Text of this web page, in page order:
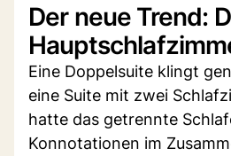
Der neue Trend:
Eine Doppelsuite klingt
eine Suite mit zwei
hatte das getrennte
Konnotationen im